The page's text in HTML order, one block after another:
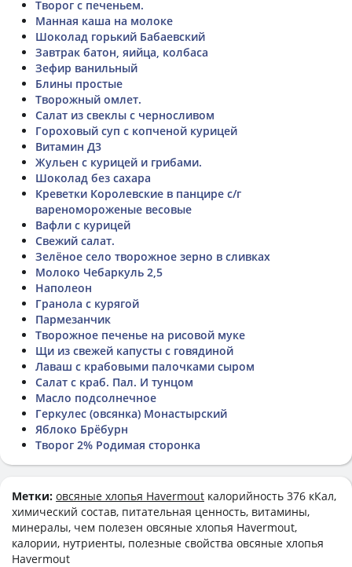
Творог с печеньем.
Манная каша на молоке
Шоколад горький Бабаевский
Завтрак батон, яийца, колбаса
Зефир ванильный
Блины простые
Творожный омлет.
Салат из свеклы с черносливом
Гороховый суп с копченой курицей
Витамин Д3
Жульен с курицей и грибами.
Шоколад без сахара
Креветки Королевские в панцире с/г
вареномороженые весовые
Вафли с курицей
Свежий салат.
Зелёное село творожное зерно в сливках
Молоко Чебаркуль 2,5
Наполеон
Гранола с курягой
Пармезанчик
Творожное печенье на рисовой муке
Щи из свежей капусты с говядиной
Лаваш с крабовыми палочками сыром
Салат с краб. Пал. И тунцом
Масло подсолнечное
Геркулес (овсянка) Монастырский
Яблоко Брёбурн
Творог 2% Родимая сторонка
Метки: овсяные хлопья Havermout калорийность 376 кКал,
химический состав, питательная ценность, витамины,
минералы, чем полезен овсяные хлопья Havermout,
калории, нутриенты, полезные свойства овсяные хлопья
Havermout